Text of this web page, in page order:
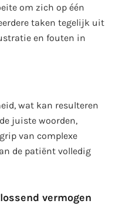
om zich op één
taken tegelijk uit
en fouten in
wat kan resulteren
juiste woorden,
van complexe
de patiënt volledig
vermogen